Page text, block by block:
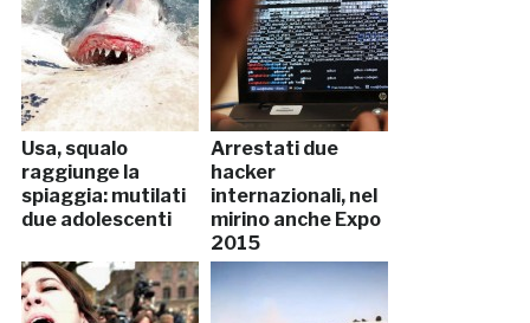
Usa, squalo
raggiunge la
spiaggia: mutilati
due adolescenti
Arrestati due
hacker
internazionali, nel
mirino anche Expo
2015